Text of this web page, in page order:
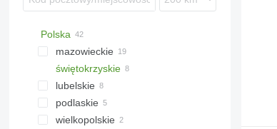
Polska
mazowieckie
Pułtusk
świętokrzyskie
Słupia
lubelskie
Łuków
podlaskie
Białystok
wielkopolskie